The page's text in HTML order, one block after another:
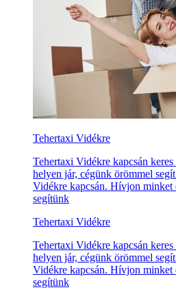
Tehertaxi Vidékre
Tehertaxi Vidékre kapcsán
helyen jár, cégünk örömmel
Vidékre kapcsán. Hívjon minket
segítünk
Tehertaxi Vidékre
Tehertaxi Vidékre kapcsán
helyen jár, cégünk örömmel
Vidékre kapcsán. Hívjon minket
segítünk